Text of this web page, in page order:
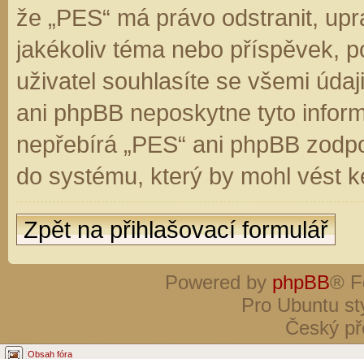
že „PES“ má právo odstranit,
jakékoliv téma nebo příspěvek,
uživatel souhlasíte se všemi
ani phpBB neposkytne tyto
nepřebírá „PES“ ani phpBB
do systému, který by mohl vést
Zpět na přihlašovací formulář
Powered by phpBB®
Pro Ubuntu
Český
Obsah fóra